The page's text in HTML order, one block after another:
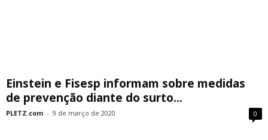
Einstein e Fisesp informam sobre medidas
de prevenção diante do surto...
PLETZ.com - 9 de março de 2020 0